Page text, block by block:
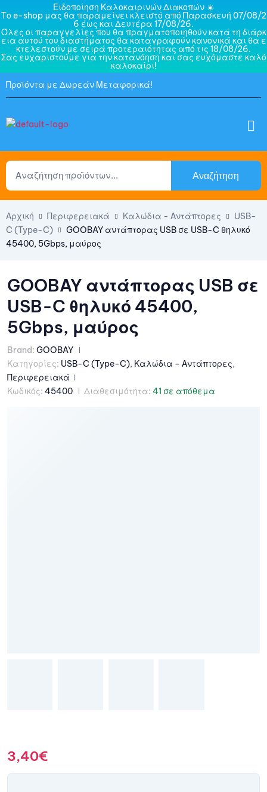
Ειδοποίηση Καλοκαιρινών Διακοπών ☀️
Το e-shop μας θα παραμείνει κλειστό από Παρασκευή 07/08/2
6 έως και Δευτέρα 17/08/26.
Όλες οι παραγγελίες που θα πραγματοποιηθούν κατά τη διάρκ
εια αυτού του διαστήματος θα καταγραφούν κανονικά και θα ε
κτελεστούν με σειρά προτεραιότητας από τις 18/08/26.
Σας ευχαριστούμε για την κατανόηση και σας ευχόμαστε καλό
καλοκαίρι!
Προϊόντα με Δωρεάν Μεταφορικά!
Αναζήτηση
Αρχική Περιφερειακά Καλώδια - Αντάπτορες
USB-
C (Type-C)
GOOBAY αντάπτορας USB σε USB-C θηλυκό
45400, 5Gbps, μαύρος
GOOBAY αντάπτορας USB σε
USB-C θηλυκό 45400,
5Gbps, μαύρος
Brand: GOOBAY
Κατηγορίες: USB-C (Type-C), Καλώδια - Αντάπτορες,
Περιφερειακά
Κωδικός: 45400 Διαθεσιμότητα: 41 σε απόθεμα
3,40€